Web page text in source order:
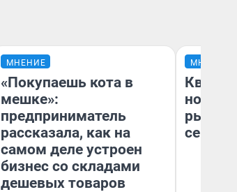
МНЕНИЕ
«Покупаешь кота в
мешке»:
предприниматель
рассказала, как на
самом деле устроен
бизнес со складами
дешевых товаров
МНЕНИЕ
но
рынок